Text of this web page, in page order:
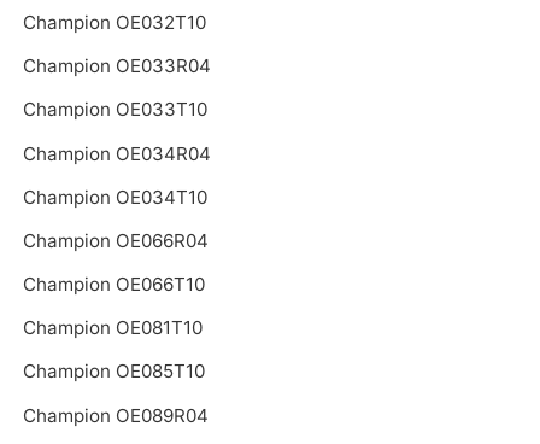
Champion OE032T10
Champion OE033R04
Champion OE033T10
Champion OE034R04
Champion OE034T10
Champion OE066R04
Champion OE066T10
Champion OE081T10
Champion OE085T10
Champion OE089R04